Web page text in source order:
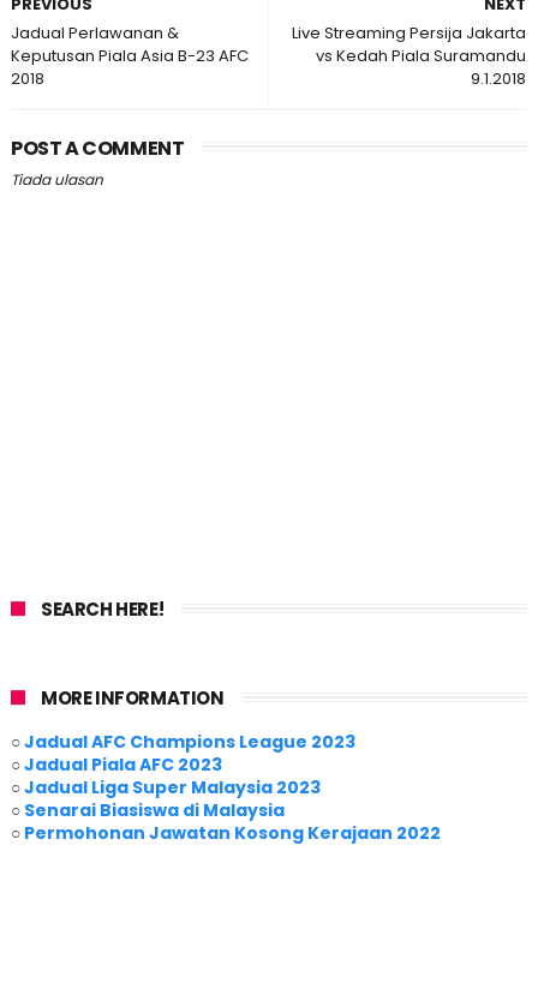
Live Streaming Persija Jakarta
vs Kedah Piala Suramandu
9.1.2018
Jadual Perlawanan &
Keputusan Piala Asia B-23 AFC
2018
POST A COMMENT
Tiada ulasan
SEARCH HERE!
MORE INFORMATION
○Jadual AFC Champions League 2023
○Jadual Piala AFC 2023
○Jadual Liga Super Malaysia 2023
○ Senarai Biasiswa di Malaysia
○ Permohonan Jawatan Kosong Kerajaan 2022